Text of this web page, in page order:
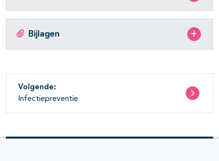
Bijlagen
Volgende:
Infectiepreventie